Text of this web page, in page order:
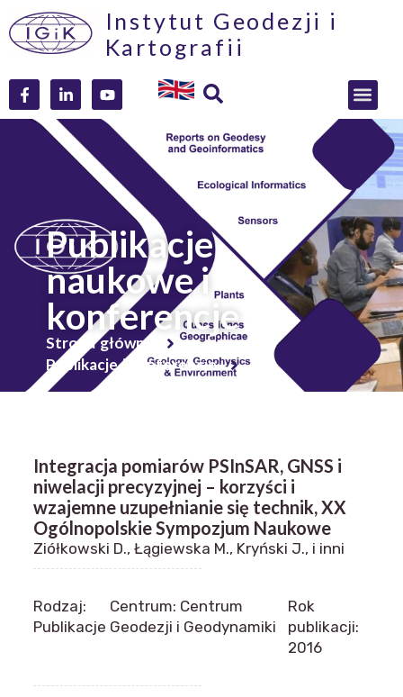
Instytut Geodezji i
Kartografii
Publikacje
naukowe i
konferencje
Strona główna
Publikacje i konferencje
Integracja pomiarów PSInSAR, GNSS i
niwelacji precyzyjnej – korzyści i
wzajemne uzupełnianie się technik, XX
Ogólnopolskie Sympozjum Naukowe
Ziółkowski D., Łągiewska M., Kryński J., i inni
Rodzaj:
Publikacje
Centrum: Centrum
Geodezji i Geodynamiki
Rok
publikacji:
2016